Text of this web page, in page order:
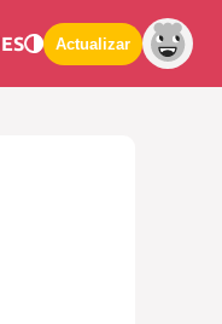
ES Actualizar